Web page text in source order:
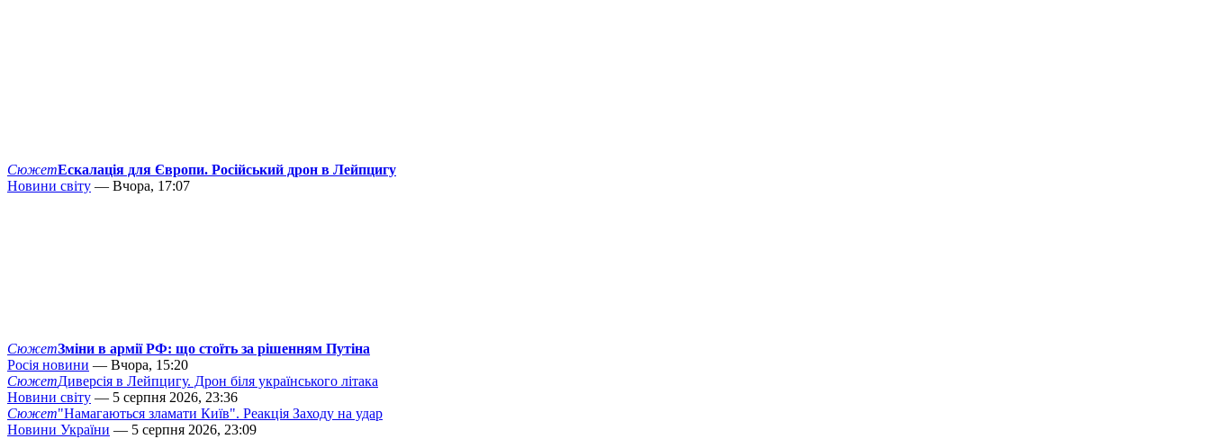
СюжетЕскалація для Європи. Російський дрон в Лейпцигу
Новини світу — Вчора, 17:07
СюжетЗміни в армії РФ: що стоїть за рішенням Путіна
Росія новини — Вчора, 15:20
СюжетДиверсія в Лейпцигу. Дрон біля українського літака
Новини світу — 5 серпня 2026, 23:36
Сюжет"Намагаються зламати Київ". Реакція Заходу на удар
Новини України — 5 серпня 2026, 23:09